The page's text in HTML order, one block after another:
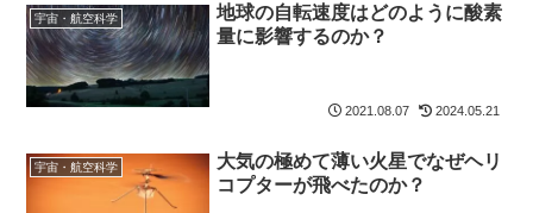
宇宙・航空科学
地球の自転速度はどのように酸素
量に影響するのか？
2021.08.07 2024.05.21
宇宙・航空科学
大気の極めて薄い火星でなぜヘリ
コプターが飛べたのか？